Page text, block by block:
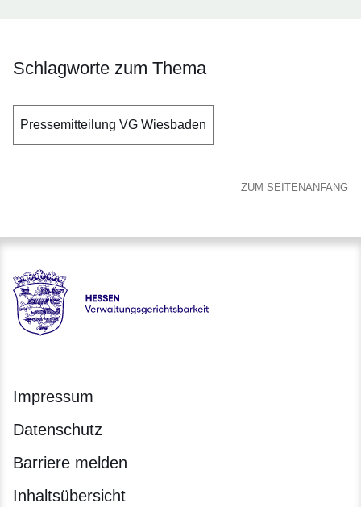
Schlagworte zum Thema
Pressemitteilung VG Wiesbaden
ZUM SEITENANFANG
Hessen - Verwaltungsgerichtsbarkeit Hessen
Impressum
Datenschutz
Barriere melden
Inhaltsübersicht